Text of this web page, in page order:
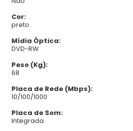
Cor:
preto
Mídia Óptica:
DVD-RW
Peso (Kg):
68
Placa de Rede (Mbps):
10/100/1000
Placa de Som:
Integrada